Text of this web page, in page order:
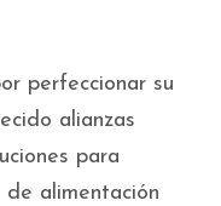
perfeccionar su
alianzas
para
alimentación